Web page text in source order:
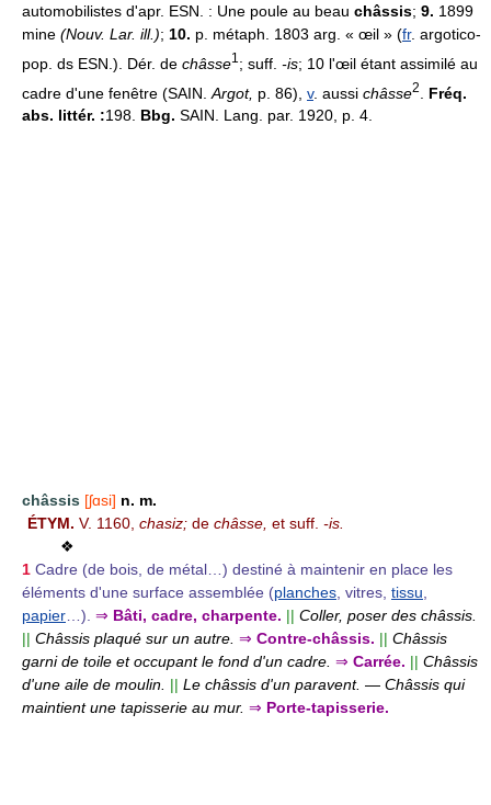
automobilistes d'apr. ESN. : Une poule au beau châssis; 9. 1899
mine (Nouv. Lar. ill.); 10. p. métaph. 1803 arg. « œil » (fr. argotico-
pop. ds ESN.). Dér. de châsse1 ; suff. -is; 10 l'œil étant assimilé au
cadre d'une fenêtre (SAIN. Argot, p. 86), v. aussi châsse2
Fréq.
abs. littér. :198. Bbg. SAIN. Lang. par. 1920, p. 4.
châssis [ʃɑsi] n. m.
ÉTYM. V. 1160, chasiz; de châsse, et suff. -is.
❖
1 Cadre (de bois, de métal…) destiné à maintenir en place les
éléments d'une surface assemblée (planches, vitres, tissu,
papier…). ⇒ Bâti, cadre, charpente. || Coller, poser des châssis.
|| Châssis plaqué sur un autre. ⇒ Contre-châssis. || Châssis
garni de toile et occupant le fond d'un cadre. ⇒ Carrée. || Châssis
d'une aile de moulin. || Le châssis d'un paravent. — Châssis qui
maintient une tapisserie au mur. ⇒ Porte-tapisserie.